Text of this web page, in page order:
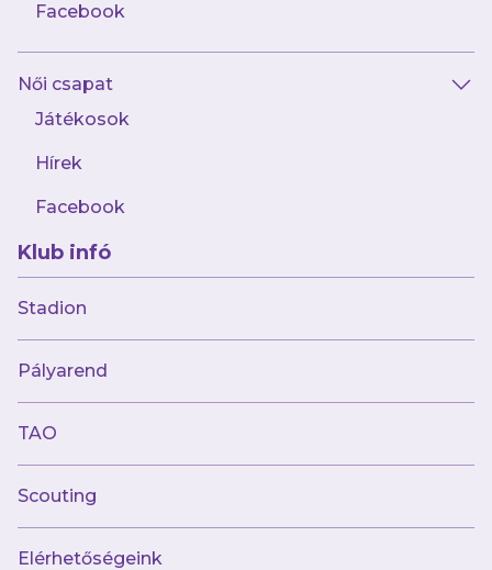
Facebook
Női csapat
Játékosok
Hírek
Facebook
Klub infó
Stadion
Pályarend
TAO
Scouting
Elérhetőségeink
Múltunk
Jelenünk
Meccseink
Híreink
Csapataink
Galéria